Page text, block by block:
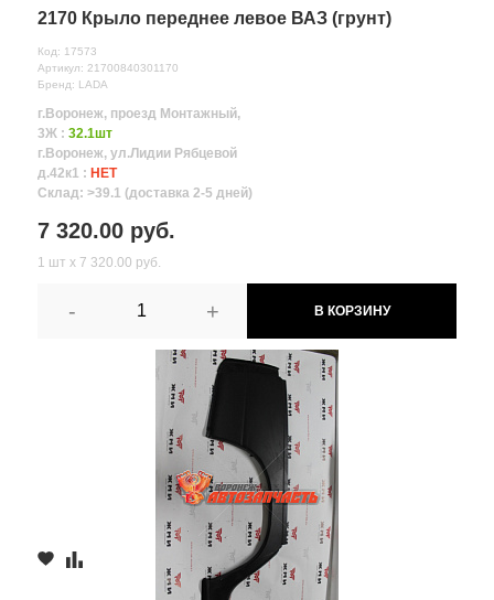
2170 Крыло переднее левое ВАЗ (грунт)
Код: 17573
Артикул: 21700840301170
Бренд: LADA
г.Воронеж, проезд Монтажный,
3Ж : 32.1шт
г.Воронеж, ул.Лидии Рябцевой
д.42к1 : НЕТ
Склад: >39.1 (доставка 2-5 дней)
7 320.00 руб.
1 шт х 7 320.00 руб.
- + В КОРЗИНУ